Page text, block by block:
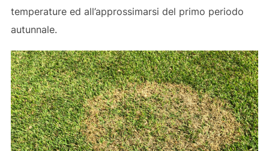
temperature ed all’approssimarsi del primo periodo
autunnale.